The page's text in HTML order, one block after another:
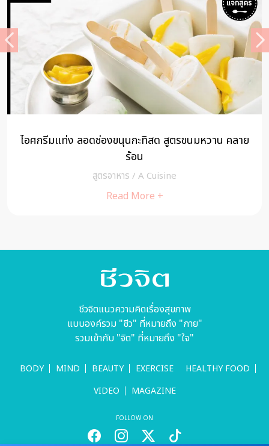
วิธีหุงข้าวญี่ปุ่น ให้อร่อยง่ายนิดเดียว!
เคล็ดลับการทำอาหาร/A Cuisine
Read More +
ชีวจิตแนวความคิดเรื่องสุขภาพ
แบบองค์รวม "ชีว" ที่หมายถึง "กาย"
รวมเข้ากับ "จิต" ที่หมายถึง "ใจ"
BODY MIND BEAUTY EXERCISE
HEALTHY FOOD
VIDEO
MAGAZINE
FOLLOW ON